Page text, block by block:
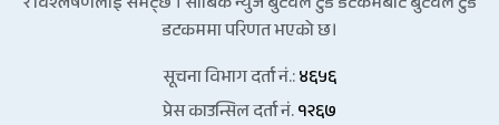
डटकममा परिणत भएको छ।
सूचना विभाग दर्ता नं.:४६५६
प्रेस काउन्सिल दर्ता नं.१२६७